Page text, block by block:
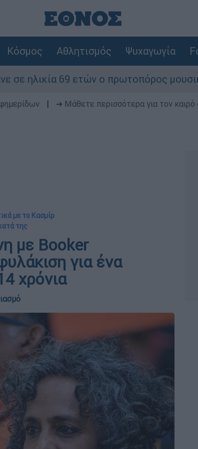
Κόσμος Αθλητισμός Ψυχαγωγία
69 ετών ο πρωτοπόρος μουσικός
➔ Μάθετε περισσότερα για τον καιρό
με το Κασμίρ
της
με Booker
για ένα
χρόνια